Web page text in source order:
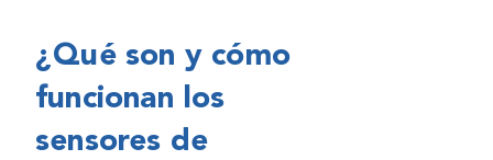
¿Qué son y cómo
funcionan los
sensores de